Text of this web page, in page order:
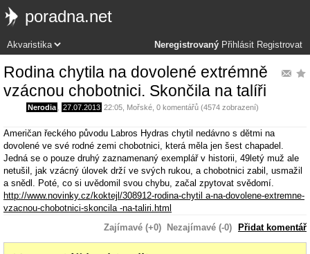
poradna.net
Neregistrovaný Přihlásit Registrovat
Rodina chytila na dovolené extrémně
vzácnou chobotnici. Skončila na talíři
Nerodia 27.07.2013 22:05 Mořské , 0 komentářů (4574 zobrazení)
Američan řeckého původu Labros Hydras chytil nedávno s dětmi na
dovolené ve své rodné zemi chobotnici, která měla jen šest chapadel.
Jedná se o pouze druhý zaznamenaný exemplář v historii, 49letý muž ale
netušil, jak vzácný úlovek drží ve svých rukou, a chobotnici zabil, usmažil
a snědl. Poté, co si uvědomil svou chybu, začal zpytovat svědomí.
http://www.novinky.cz/koktejl/308912-rodina-chytil a-na-dovolene-extremne-
vzacnou-chobotnici-skoncila -na-taliri.html
Zajímavé (+0)
Nezajímavé (-0) Přidat komentář